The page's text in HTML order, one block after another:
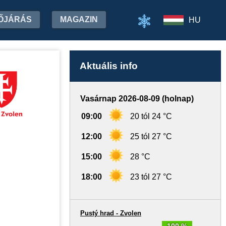
MAGAZIN HU
Aktuális info
Vasárnap 2026-08-09 (holnap)
09:00 20 tól 24 °C
12:00 25 tól 27 °C
15:00 28 °C
18:00 23 tól 27 °C
Pustý hrad - Zvolen